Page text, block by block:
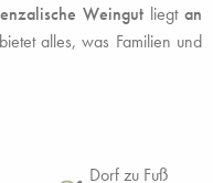
Weingut liegtan
alles, was Familien und
Dorf zu Fuß